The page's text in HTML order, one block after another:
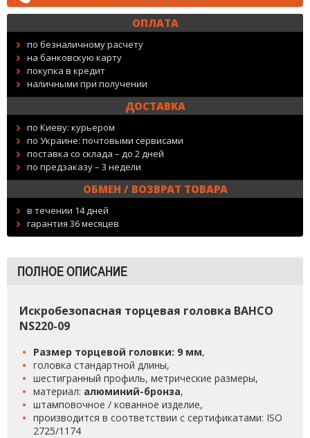
ОПЛАТА
по безналичному расчету
на банковскую карту
покупка в кредит
наличными при получении
ДОСТАВКА
по Киеву: курьером
по Украине: почтовыми сервисами
поставка со склада – до 2 дней
по предзаказу – 3 недели
ОБМЕН / ВОЗВРАТ ТОВАРА
в течении 14 дней
гарантия 36 месяцев
ПОЛНОЕ ОПИСАНИЕ
Искробезопасная торцевая головка BAHCO
NS220-09
Размер торцевой головки: 9 мм,
головка стандартной длины,
шестигранный профиль, метрические размеры,
материал: алюминий-бронза,
штамповочное / кованное изделие,
производится в соответствии с сертификатами: ISO
2725/1174